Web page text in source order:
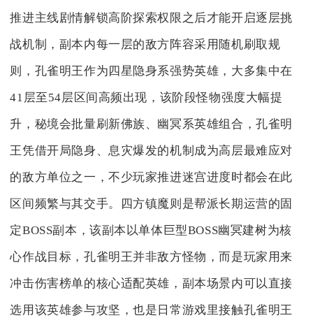
推进主线剧情解锁高阶探索权限之后才能开启逐层挑
战机制，副本内每一层的敌方阵容采用随机刷取规
则，孔雀明王作为四星隐身系强势英雄，大多集中在
41层至54层区间高频出现，该阶段怪物强度大幅提
升，秘境会批量刷新佛族、幽冥系英雄组合，孔雀明
王凭借开局隐身、息灾爆发的机制成为高层最难应对
的敌方单位之一，不少玩家推进迷宫进度时都会在此
区间频繁与其交手。四方镇魔则是帮派长期运营的固
定BOSS副本，该副本以单体巨型BOSS幽冥建树为核
心作战目标，孔雀明王并非敌方怪物，而是玩家用来
冲击伤害榜单的核心适配英雄，副本场景内可以直接
选用该英雄参与攻坚，也是日常游戏里接触孔雀明王